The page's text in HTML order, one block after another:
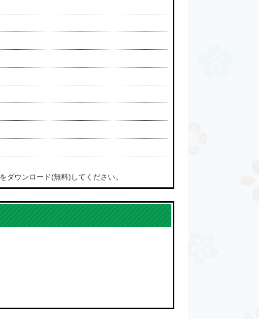
をダウンロード(無料)してください。